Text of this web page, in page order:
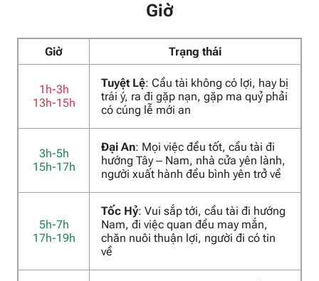
Giờ
Giờ Trạng thái
1h-3h
13h-15h
Tuyệt Lệ: Cầu tài không có lợi, hay bị
trái ý, ra đi gặp nạn, gặp ma quỷ phải
có cúng lễ mới an
3h-5h
15h-17h
Đại An: Mọi việc đều tốt, cầu tài đi
hướng Tây – Nam, nhà cửa yên lành,
người xuất hành đều bình yên trở về
5h-7h
17h-19h
Tốc Hỷ: Vui sắp tới, cầu tài đi hướng
Nam, đi việc quan đều may mắn,
chăn nuôi thuận lợi, người đi có tin
về